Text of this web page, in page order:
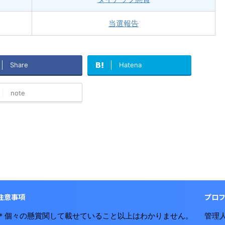
当選報告
Share Hatena
note
意事項
個々の懸賞関して載せていること以上はわかりません。
プロ
管理